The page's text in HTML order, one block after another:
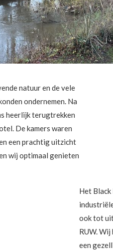
natuur en de vele
ondernemen. Na
heerlijk terugtrekken
De kamers waren
een prachtig uitzicht
wij optimaal genieten
Het Black
ook tot
RUW.
een